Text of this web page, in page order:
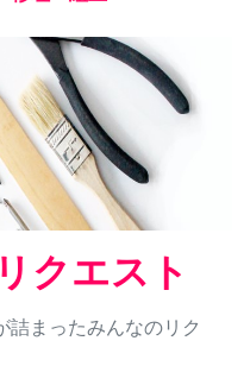
クエスト
詰まったみんなのリク